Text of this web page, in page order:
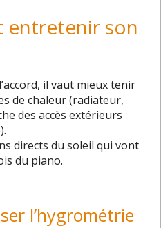
entretenir son
il vaut mieux tenir
de chaleur (radiateur,
des accès extérieurs
directs du soleil qui vont
du piano.
l’hygrométrie